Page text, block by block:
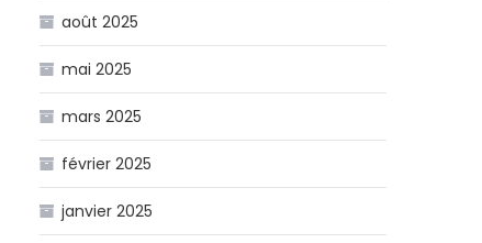
août 2025
mai 2025
mars 2025
février 2025
janvier 2025